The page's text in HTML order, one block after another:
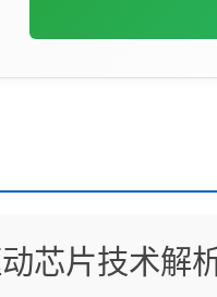
芯片技术解